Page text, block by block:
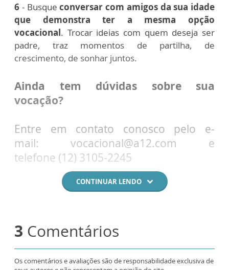
6 - Busqueconversar com amigos da sua idade
que demonstra ter a mesma opção
vocacional. Trocar ideias com quem deseja ser
padre, traz momentos de partilha, de
crescimento, de sonhar juntos.
Ainda tem dúvidas sobre sua
vocação?
Entre em contato conosco pelo e-
mail: vocacional@a12.com e
telefone (12) 3105-2245
CONTINUAR LENDO
3 Comentários
Os comentários e avaliações são de responsabilidade exclusiva de